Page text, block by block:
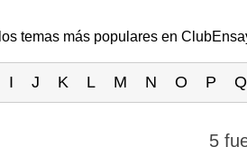
temas más populares en
I J K L M N O P Q
5